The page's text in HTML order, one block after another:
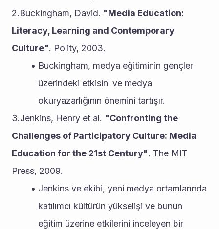
2.Buckingham, David. "Media Education:
Literacy, Learning and Contemporary
Culture". Polity, 2003.
Buckingham, medya eğitiminin gençler
üzerindeki etkisini ve medya
okuryazarlığının önemini tartışır.
3.Jenkins, Henry et al. "Confronting the
Challenges of Participatory Culture: Media
Education for the 21st Century". The MIT
Press, 2009.
Jenkins ve ekibi, yeni medya ortamlarında
katılımcı kültürün yükselişi ve bunun
eğitim üzerine etkilerini inceleyen bir